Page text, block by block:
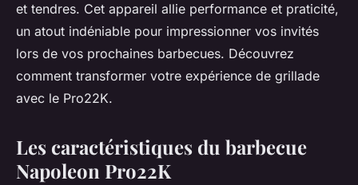
et tendres. Cet appareil allie performance et praticité,
un atout indéniable pour impressionner vos invités
lors de vos prochaines barbecues. Découvrez
comment transformer votre expérience de grillade
avec le Pro22K.
Les caractéristiques du barbecue
Napoleon Pro22K